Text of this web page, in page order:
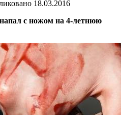
18.03.2016
с ножом на 4-летнюю